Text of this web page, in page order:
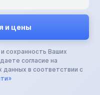
сохранность Ваших
согласие на
данных в соответствии с